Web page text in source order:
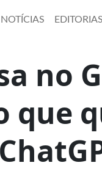
NOTÍCIAS EDITORIAS
no
que